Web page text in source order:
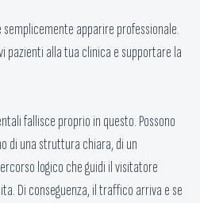
apparire professionale.
pazienti alla tua clinica e supportare la
fallisce proprio in questo. Possono
di una struttura chiara, di un
logico che guidi il visitatore
Di conseguenza, il traffico arriva e se